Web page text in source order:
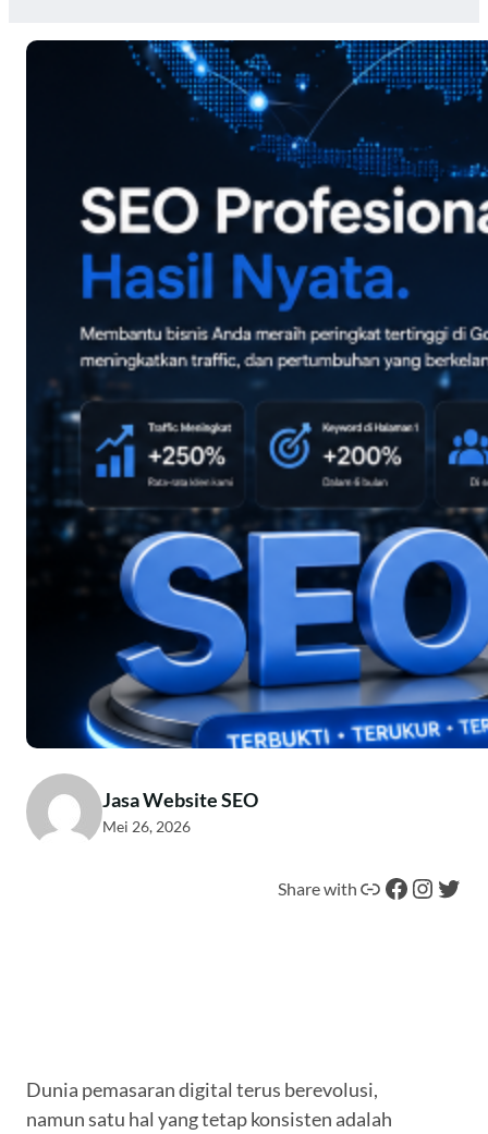
Jasa Website SEO
Mei 26, 2026
Share with Tautan Facebook Instagram Twitter
Dunia pemasaran digital terus berevolusi,
namun satu hal yang tetap konsisten adalah